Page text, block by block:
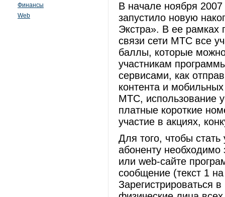
Финансы
Web
В начале ноября
запустило новую
Экстра». В ее рамках
связи сети МТС все
баллы, которые
участникам
сервисами, как
контента и
МТС, использование
платные короткие
участие в акциях,
Для того, чтобы
абоненту необходимо
или web-сайте
сообщение (текст 1
Зарегистрироваться